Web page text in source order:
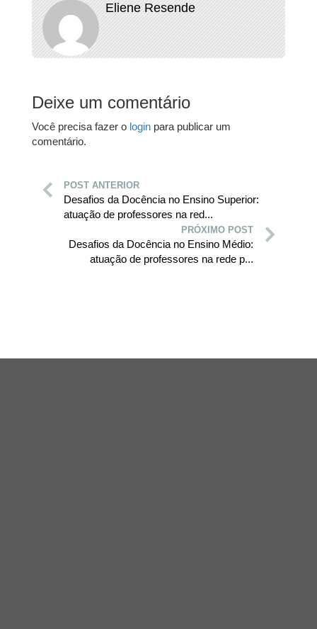
Eliene Resende
Deixe um comentário
Você precisa fazer o login para publicar um
comentário.
POST ANTERIOR
Desafios da Docência no Ensino Superior:
atuação de professores na red...
PRÓXIMO POST
Desafios da Docência no Ensino Médio:
atuação de professores na rede p...